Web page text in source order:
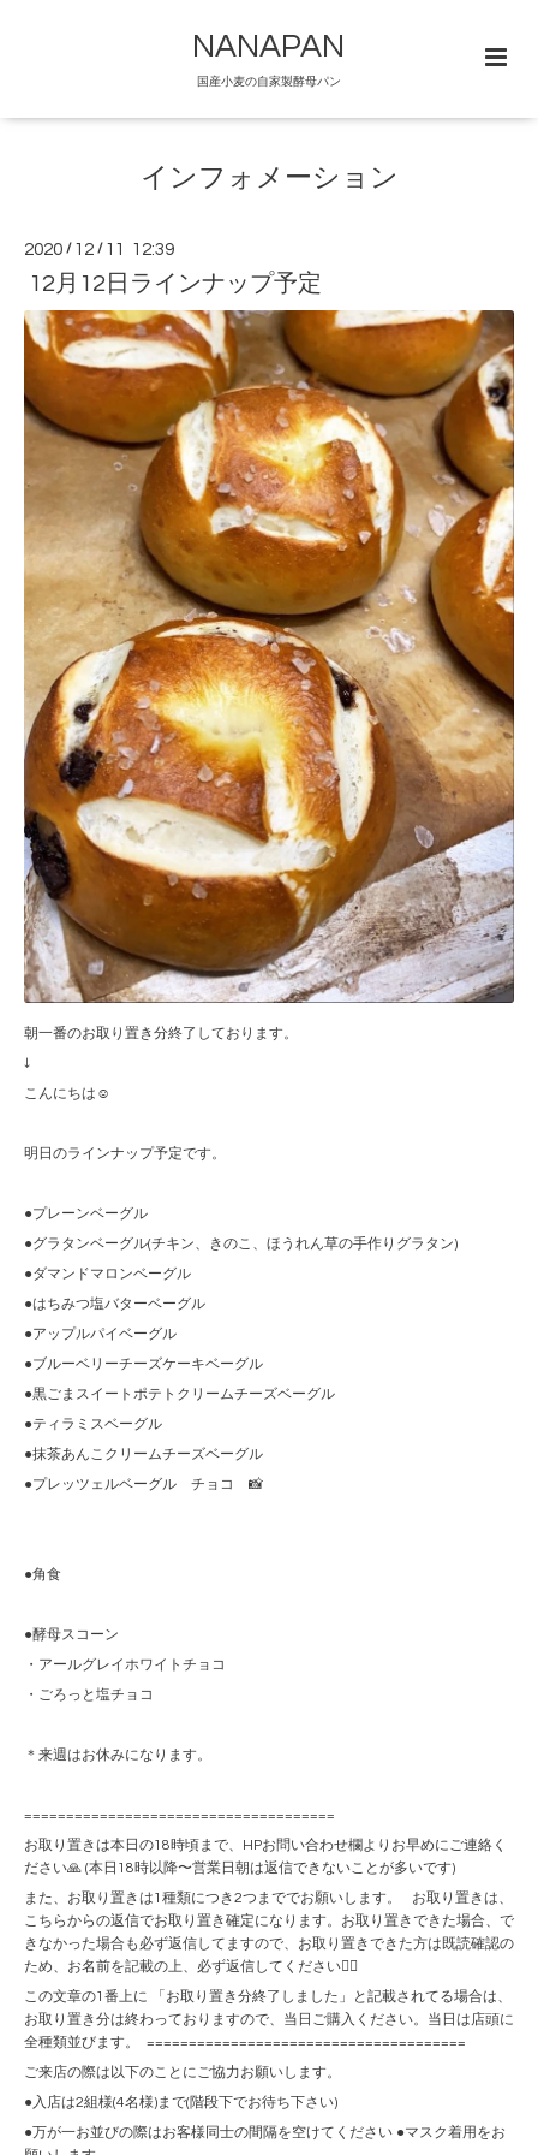
NANAPAN
国産小麦の自家製酵母パン
インフォメーション
2020 / 12 / 11 12:39
12月12日ラインナップ予定
朝一番のお取り置き分終了しております。
↓
こんにちは☺︎
明日のラインナップ予定です。
●プレーンベーグル
●グラタンベーグル(チキン、きのこ、ほうれん草の手作りグラタン)
●ダマンドマロンベーグル
●はちみつ塩バターベーグル
●アップルパイベーグル
●ブルーベリーチーズケーキベーグル
●黒ごまスイートポテトクリームチーズベーグル
●ティラミスベーグル
●抹茶あんこクリームチーズベーグル
●プレッツェルベーグル チョコ 📸
●角食
●酵母スコーン
・アールグレイホワイトチョコ
・ごろっと塩チョコ
＊来週はお休みになります。
=====================================
お取り置きは本日の18時頃まで、HPお問い合わせ欄よりお早めにご連絡く
ださい🙏 (本日18時以降〜営業日朝は返信できないことが多いです)
また、お取り置きは1種類につき2つまででお願いします。 お取り置きは、
こちらからの返信でお取り置き確定になります。お取り置きできた場合、で
きなかった場合も必ず返信してますので、お取り置きできた方は既読確認の
ため、お名前を記載の上、必ず返信してください🙇‍♀️
この文章の1番上に 「お取り置き分終了しました」と記載されてる場合は、
お取り置き分は終わっておりますので、当日ご購入ください。当日は店頭に
全種類並びます。 ======================================
ご来店の際は以下のことにご協力お願いします。
●入店は2組様(4名様)まで(階段下でお待ち下さい)
●万が一お並びの際はお客様同士の間隔を空けてください ●マスク着用をお